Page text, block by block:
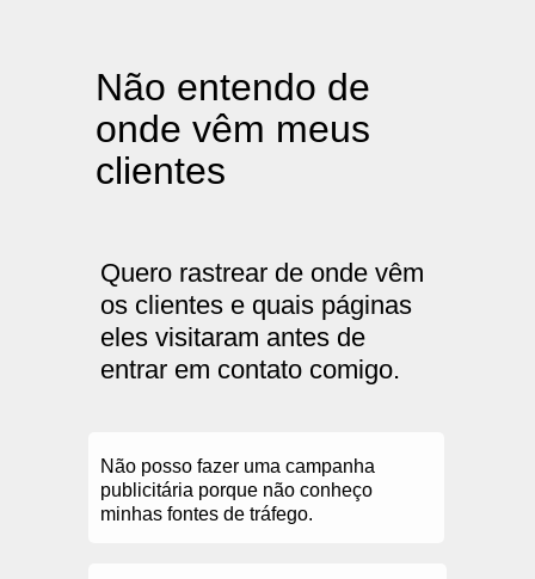
Não entendo de
onde vêm meus
clientes
Quero rastrear de onde vêm
os clientes e quais páginas
eles visitaram antes de
entrar em contato comigo.
Não posso fazer uma campanha
publicitária porque não conheço
minhas fontes de tráfego.